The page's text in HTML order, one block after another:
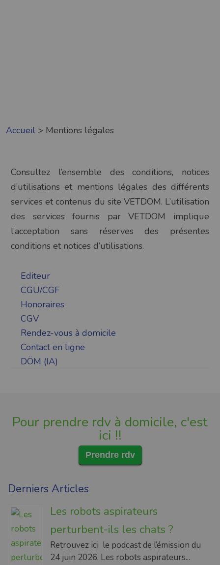
Accueil > Mentions légales
Consultez l’ensemble des conditions, notices
d’utilisations et mentions légales des différents
services et contenus du site VETDOM. L’utilisation
des services fournis par VETDOM implique
l’acceptation sans réserves des présentes
conditions et notices d’utilisations.
Editeur
CGU/CGF
Honoraires
CGV
Rendez-vous à domicile
Contact en ligne
DÖM (IA)
Pour prendre rdv à domicile, c'est
ici !!
Prendre rdv
Derniers Articles
Les robots aspirateurs
perturbent-ils les chats ?
Retrouvez ici le podcast de l’émission du
24 juin 2026. Les robots aspirateurs...